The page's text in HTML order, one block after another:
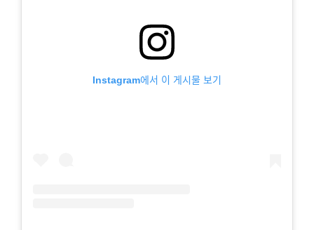
Instagram에서 이 게시물 보기